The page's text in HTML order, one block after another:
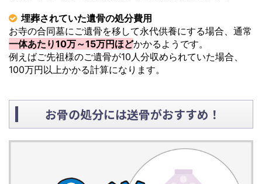
埋葬されていた遺骨の処分費用
お寺の合同墓にご遺骨を移して永代供養にする場合、通常
一体あたり10万～15万円ほどかかるようです。
例えばご先祖様のご遺骨が10人分収められていた場合、
100万円以上かかる計算になります。
お骨の処分には送骨がおすすめ！